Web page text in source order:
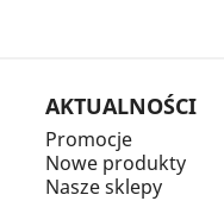
AKTUALNOŚCI
Promocje
Nowe produkty
Nasze sklepy